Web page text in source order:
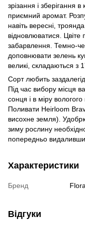
зрізання і
приємний аромат.
навіть вересні,
відновлюватися. Цвіте
забарвлення. Темно-
доповнювати зелень
великі, складаються з
Сорт любить
Під час вибору місця
сонця і в міру
Поливати Heirloom
висохне земля).
зиму рослину
попередньо видаливши
Характеристики
Бренд
Відгуки